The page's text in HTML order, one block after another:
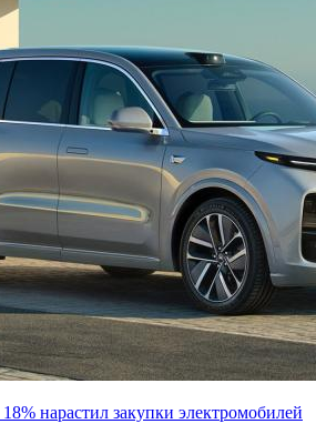
нарастил закупки электромобилей